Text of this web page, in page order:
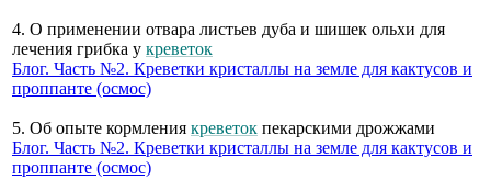
4. О применении отвара листьев дуба и шишек ольхи для
лечения грибка у креветок
Блог. Часть №2. Креветки кристаллы на земле для кактусов и
проппанте (осмос)
5. Об опыте кормления креветок пекарскими дрожжами
Блог. Часть №2. Креветки кристаллы на земле для кактусов и
проппанте (осмос)